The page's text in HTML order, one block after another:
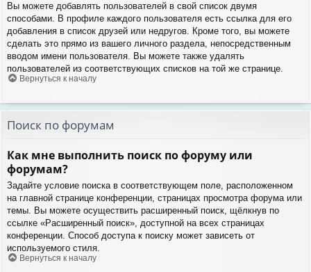
Вы можете добавлять пользователей в свой список двумя
способами. В профиле каждого пользователя есть ссылка для его
добавления в список друзей или недругов. Кроме того, вы можете
сделать это прямо из вашего личного раздела, непосредственным
вводом имени пользователя. Вы можете также удалять
пользователей из соответствующих списков на той же странице.
Вернуться к началу
Поиск по форумам
Как мне выполнить поиск по форуму или
форумам?
Задайте условие поиска в соответствующем поле, расположенном
на главной странице конференции, страницах просмотра форума или
темы. Вы можете осуществить расширенный поиск, щёлкнув по
ссылке «Расширенный поиск», доступной на всех страницах
конференции. Способ доступа к поиску может зависеть от
используемого стиля.
Вернуться к началу